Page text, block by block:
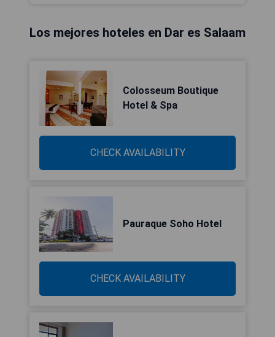
Los mejores hoteles en Dar es Salaam
Colosseum Boutique
Hotel & Spa
CHECK AVAILABILITY
Pauraque Soho Hotel
CHECK AVAILABILITY